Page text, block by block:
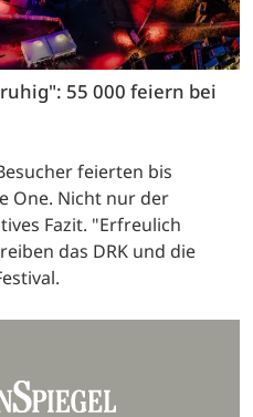
55 000 feiern bei
feierten bis
One. Nicht nur der
Fazit. "Erfreulich
das DRK und die